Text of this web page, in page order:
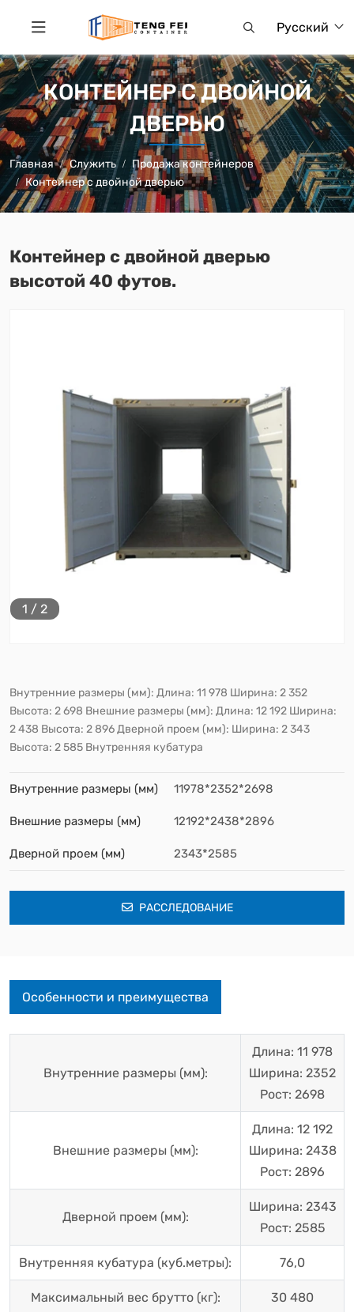
Русский
КОНТЕЙНЕР С ДВОЙНОЙ
ДВЕРЬЮ
Главная Служить
Продажа контейнеров
Контейнер с двойной дверью
Контейнер с двойной дверью
высотой 40 футов.
Внутренние размеры (мм): Длина: 11 978 Ширина: 2 352
Высота: 2 698 Внешние размеры (мм): Длина: 12 192 Ширина:
2 438 Высота: 2 896 Дверной проем (мм): Ширина: 2 343
Высота: 2 585 Внутренняя кубатура
Внутренние размеры (мм) 11978*2352*2698
Внешние размеры (мм) 12192*2438*2896
Дверной проем (мм) 2343*2585
РАССЛЕДОВАНИЕ
1 / 2
Особенности и преимущества
Внутренние размеры (мм):
Длина: 11 978
Ширина: 2352
Рост: 2698
Внешние размеры (мм):
Длина: 12 192
Ширина: 2438
Рост: 2896
Дверной проем (мм):
Ширина: 2343
Рост: 2585
Внутренняя кубатура (куб.метры): 76,0
Максимальный вес брутто (кг): 30 480